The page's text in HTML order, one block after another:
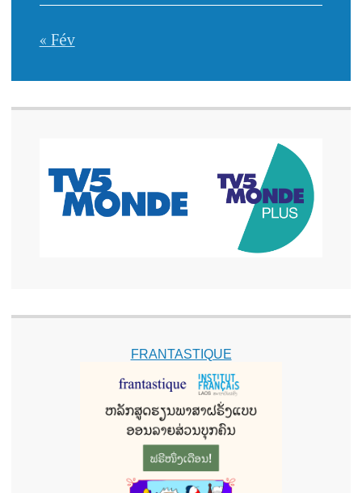
« Fév
FRANTASTIQUE